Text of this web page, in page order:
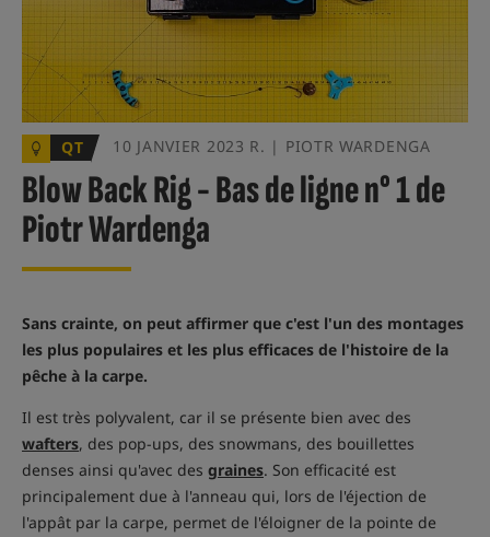
QT 10 JANVIER 2023 R. | PIOTR WARDENGA
Blow Back Rig - Bas de ligne n° 1 de
Piotr Wardenga
Sans crainte, on peut affirmer que c'est l'un des montages
les plus populaires et les plus efficaces de l'histoire de la
pêche à la carpe.
Il est très polyvalent, car il se présente bien avec des
wafters, des pop-ups, des snowmans, des bouillettes
denses ainsi qu'avec des graines. Son efficacité est
principalement due à l'anneau qui, lors de l'éjection de
l'appât par la carpe, permet de l'éloigner de la pointe de